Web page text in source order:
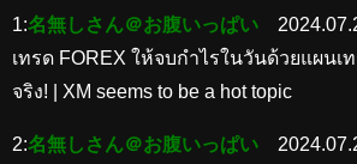
1:名無しさん＠お腹いっぱい
เทรด FOREX ให้จบกำไรในวันด้วยแผนเ
จริง! | XM seems to be a hot topic
2:名無しさん＠お腹いっぱい